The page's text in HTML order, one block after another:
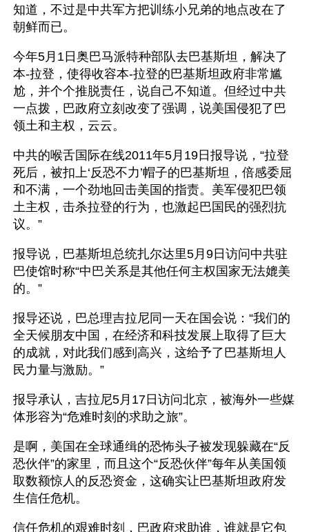
知道，不过是中共军方把训练小兄弟的地点改在了
朝鲜而已。
今年5月1日奥巴马派特种部队去巴基斯坦，解决了
本-拉登，使得收容本-拉登的巴基斯坦政府非常尴
尬，并个个推脱责任，说自己不知道。但经过中共
一点拨，巴政府立刻改变了强调，说美国侵犯了巴
领土和主权，云云。
中共的喉舌国际在线2011年5月19日报导说，“拉登
死后，被扣上‘反恐不力’帽子的巴基斯坦，倍感委屈
和不满，一个劲地回击美国的指责。美军侵犯巴领
土主权，击杀拉登的行为，也激起巴国民的强烈抗
议。”
报导说，巴基斯坦总统扎尔达里5月9日访问中共驻
巴使馆时称“中巴关系是其他任何主权国家无法媲美
的。”
报导还说，巴总理吉拉尼同一天在国会说：“我们的
全天候朋友中国，在经济和科技发展上取得了巨大
的成就，对此我们感到高兴，这给予了巴基斯坦人
民力量与激励。”
报导承认，吉拉尼5月17日访问北京，被海外一些媒
体形容为“危难时刻的求助之旅”。
是啊，美国在全球通缉的恐怖头子被发现躲藏在“反
恐伙伴”的家里，而且这个“反恐伙伴”每年从美国领
取数额惊人的反恐资金，这确实让巴基斯坦政府发
生信任危机。
信任危机的艰难时刻，巴政府求助谁，谁就是它包